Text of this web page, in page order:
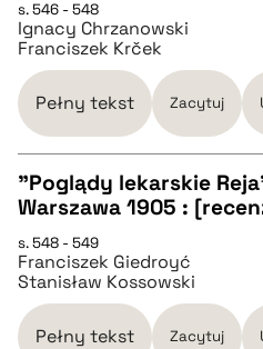
pobierz cytat
pobierz cytat
s. 546 - 548
Ignacy Chrzanowski
Franciszek Krček
Pełny tekst Zacytuj
pobierz cytat
"Poglądy lekarskie
Warszawa 1905 :
s. 548 - 549
Franciszek Giedroyć
Stanisław Kossowski
Pełny tekst Zacytuj